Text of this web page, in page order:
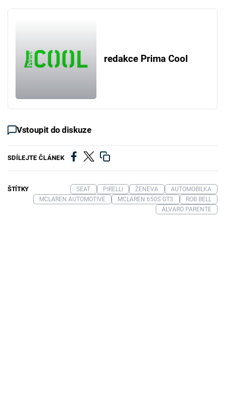
redakce Prima Cool
Vstoupit do diskuze
SDÍLEJTE ČLÁNEK
ŠTÍTKY SEAT PIRELLI ŽENEVA
AUTOMOBILKA
MCLAREN AUTOMOTIVE
MCLAREN 650S GT3
ROB BELL
ÁLVARO PARENTE